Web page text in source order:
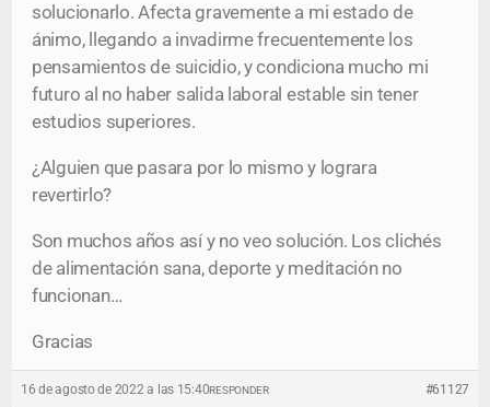
solucionarlo. Afecta gravemente a mi estado de
ánimo, llegando a invadirme frecuentemente los
pensamientos de suicidio, y condiciona mucho mi
futuro al no haber salida laboral estable sin tener
estudios superiores.
¿Alguien que pasara por lo mismo y lograra
revertirlo?
Son muchos años así y no veo solución. Los clichés
de alimentación sana, deporte y meditación no
funcionan…
Gracias
16 de agosto de 2022 a las 15:40 #61127
RESPONDER